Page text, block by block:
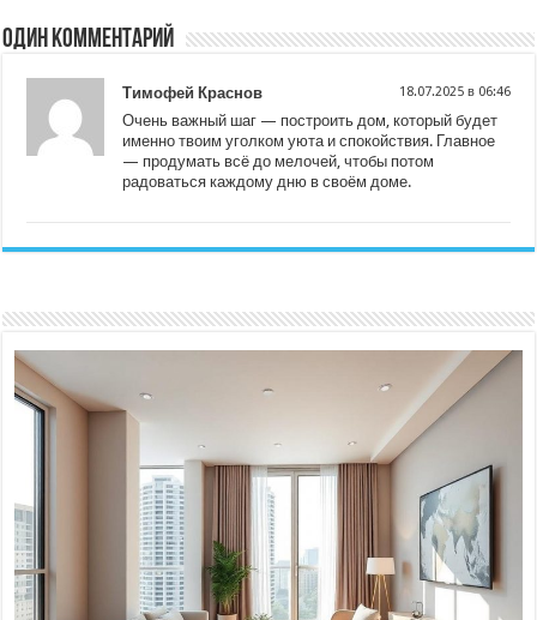
Один комментарий
Тимофей Краснов 18.07.2025 в 06:46
Очень важный шаг — построить дом, который будет
именно твоим уголком уюта и спокойствия. Главное
— продумать всё до мелочей, чтобы потом
радоваться каждому дню в своём доме.